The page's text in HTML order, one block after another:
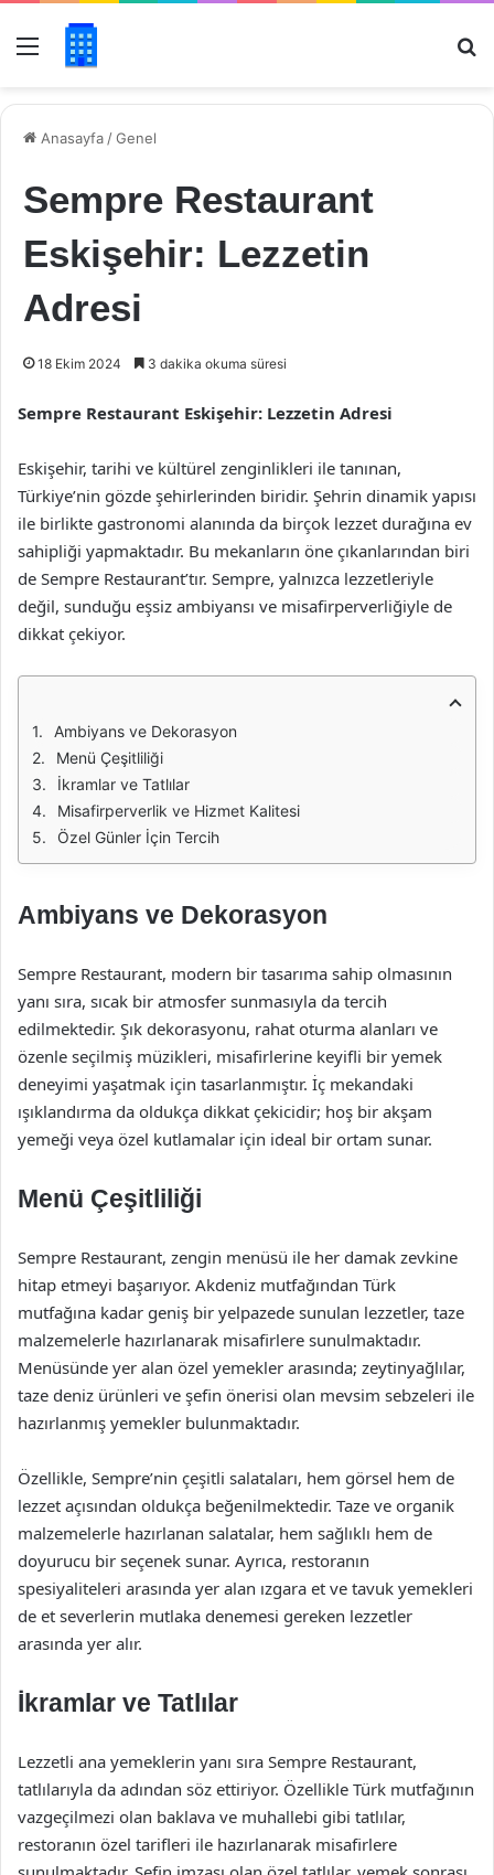
Menü
Anasayfa /Genel
Sempre Restaurant
Eskişehir: Lezzetin
Adresi
18 Ekim 2024 3 dakika okuma süresi
Sempre Restaurant Eskişehir: Lezzetin Adresi
Eskişehir, tarihi ve kültürel zenginlikleri ile tanınan,
Türkiye’nin gözde şehirlerinden biridir. Şehrin dinamik yapısı
ile birlikte gastronomi alanında da birçok lezzet durağına ev
sahipliği yapmaktadır. Bu mekanların öne çıkanlarından biri
de Sempre Restaurant’tır. Sempre, yalnızca lezzetleriyle
değil, sunduğu eşsiz ambiyansı ve misafirperverliğiyle de
dikkat çekiyor.
Ambiyans ve Dekorasyon
Menü Çeşitliliği
İkramlar ve Tatlılar
Misafirperverlik ve Hizmet Kalitesi
Özel Günler İçin Tercih
Ambiyans ve Dekorasyon
Sempre Restaurant, modern bir tasarıma sahip olmasının
yanı sıra, sıcak bir atmosfer sunmasıyla da tercih
edilmektedir. Şık dekorasyonu, rahat oturma alanları ve
özenle seçilmiş müzikleri, misafirlerine keyifli bir yemek
deneyimi yaşatmak için tasarlanmıştır. İç mekandaki
ışıklandırma da oldukça dikkat çekicidir; hoş bir akşam
yemeği veya özel kutlamalar için ideal bir ortam sunar.
Menü Çeşitliliği
Sempre Restaurant, zengin menüsü ile her damak zevkine
hitap etmeyi başarıyor. Akdeniz mutfağından Türk
mutfağına kadar geniş bir yelpazede sunulan lezzetler, taze
malzemelerle hazırlanarak misafirlere sunulmaktadır.
Menüsünde yer alan özel yemekler arasında; zeytinyağlılar,
taze deniz ürünleri ve şefin önerisi olan mevsim sebzeleri ile
hazırlanmış yemekler bulunmaktadır.
Özellikle, Sempre’nin çeşitli salataları, hem görsel hem de
lezzet açısından oldukça beğenilmektedir. Taze ve organik
malzemelerle hazırlanan salatalar, hem sağlıklı hem de
doyurucu bir seçenek sunar. Ayrıca, restoranın
spesiyaliteleri arasında yer alan ızgara et ve tavuk yemekleri
de et severlerin mutlaka denemesi gereken lezzetler
arasında yer alır.
İkramlar ve Tatlılar
Lezzetli ana yemeklerin yanı sıra Sempre Restaurant,
tatlılarıyla da adından söz ettiriyor. Özellikle Türk mutfağının
vazgeçilmezi olan baklava ve muhallebi gibi tatlılar,
restoranın özel tarifleri ile hazırlanarak misafirlere